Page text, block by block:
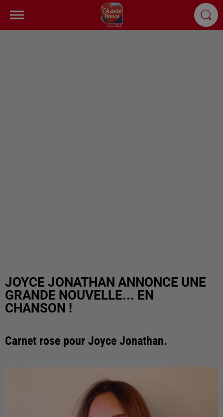
JOYCE JONATHAN ANNONCE UNE
GRANDE NOUVELLE... EN
CHANSON !
Carnet rose pour Joyce Jonathan.